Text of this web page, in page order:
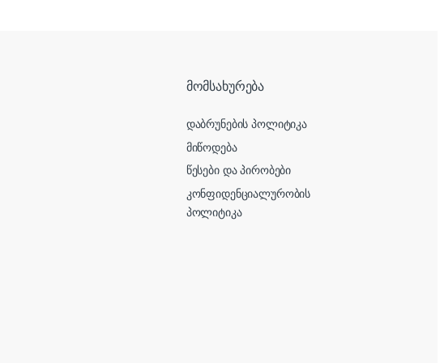
მომსახურება
დაბრუნების პოლიტიკა
მიწოდება
წესები და პირობები
კონფიდენციალურობის
პოლიტიკა